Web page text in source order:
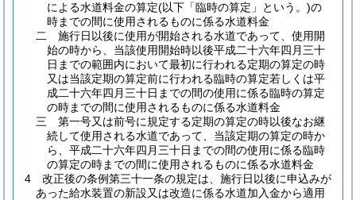
による水道料金の算定(以下「臨時の算定」という。)の
時までの間に使用されるものに係る水道料金
二
施行日以後に使用が開始される水道であって、使用開
始の時から、当該使用開始時以後平成二十六年四月三十
日までの範囲内において最初に行われる定期の算定の時
又は当該定期の算定前に行われる臨時の算定若しくは平
成二十六年四月三十日までの間の使用に係る臨時の算定
の時までの間に使用されるものに係る水道料金
三
第一号又は前号に規定する定期の算定の時以後なお継
続して使用される水道であって、当該定期の算定の時か
ら、平成二十六年四月三十日までの間の使用に係る臨時
の算定の時までの間に使用されるものに係る水道料金
4
改正後の条例第三十一条の規定は、施行日以後に申込みが
あった給水装置の新設又は改造に係る水道加入金から適用